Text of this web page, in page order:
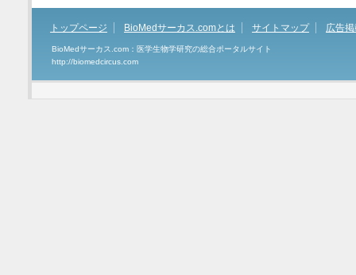
トップページ BioMedサーカス.comとは サイトマップ 広告
BioMedサーカス.com：医学生物学研究の総合ポータルサイト
http://biomedcircus.com